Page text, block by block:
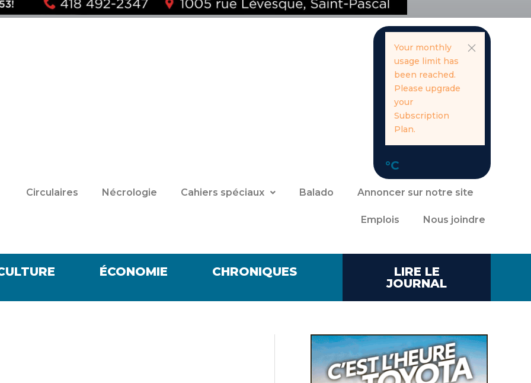
Your monthly
usage limit has
been reached.
Please upgrade
your
Subscription
Plan.
°C
Circulaires Nécrologie Cahiers spéciaux Balado Annoncer sur notre site
Emplois Nous joindre
ÉCONOMIE
CHRONIQUES
LIRE LE
JOURNAL